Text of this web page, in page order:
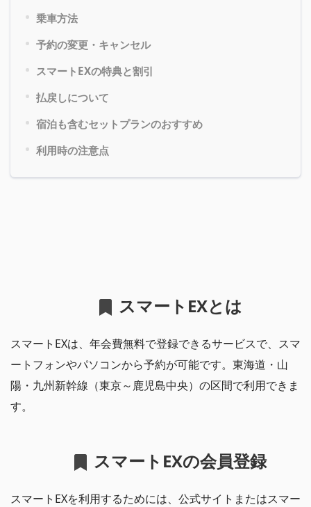
乗車方法
予約の変更・キャンセル
スマートEXの特典と割引
払戻しについて
宿泊も含むセットプランのおすすめ
利用時の注意点
スマートEXとは
スマートEXは、年会費無料で登録できるサービスで、スマ
ートフォンやパソコンから予約が可能です。東海道・山
陽・九州新幹線（東京～鹿児島中央）の区間で利用できま
す。
スマートEXの会員登録
スマートEXを利用するためには、公式サイトまたはスマー